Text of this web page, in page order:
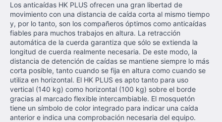
Los anticaídas HK PLUS ofrecen una gran libertad de
movimiento con una distancia de caída corta al mismo tiempo
y, por lo tanto, son los compañeros óptimos como anticaídas
fiables para muchos trabajos en altura. La retracción
automática de la cuerda garantiza que sólo se extienda la
longitud de cuerda realmente necesaria. De este modo, la
distancia de detención de caídas se mantiene siempre lo más
corta posible, tanto cuando se fija en altura como cuando se
utiliza en horizontal. El HK PLUS es apto tanto para uso
vertical (140 kg) como horizontal (100 kg) sobre el borde
gracias al marcado flexible intercambiable. El mosquetón
tiene un símbolo de color integrado para indicar una caída
anterior e indica una comprobación necesaria del equipo.